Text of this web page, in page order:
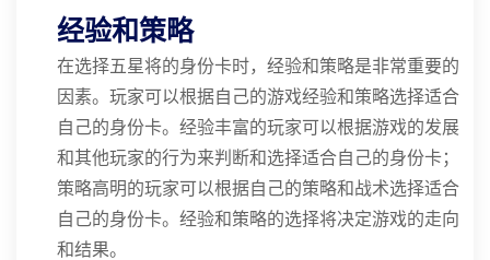
经验和策略
在选择五星将的身份卡时，经验和策略是非常重要的
因素。玩家可以根据自己的游戏经验和策略选择适合
自己的身份卡。经验丰富的玩家可以根据游戏的发展
和其他玩家的行为来判断和选择适合自己的身份卡；
策略高明的玩家可以根据自己的策略和战术选择适合
自己的身份卡。经验和策略的选择将决定游戏的走向
和结果。